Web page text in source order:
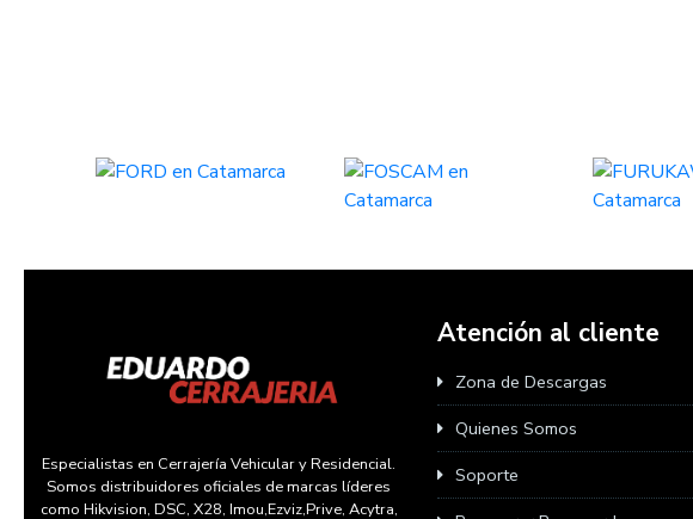
Especialistas en Cerrajería Vehicular y Residencial.
Somos distribuidores oficiales de marcas líderes
como Hikvision, DSC, X28, Imou,Ezviz,Prive, Acytra,
Atención al cliente
Zona de Descargas
Quienes Somos
Soporte